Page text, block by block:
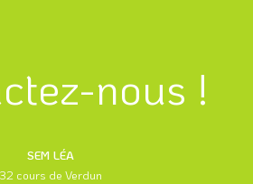
nous !
SEM LÉA
32 cours de Verdun